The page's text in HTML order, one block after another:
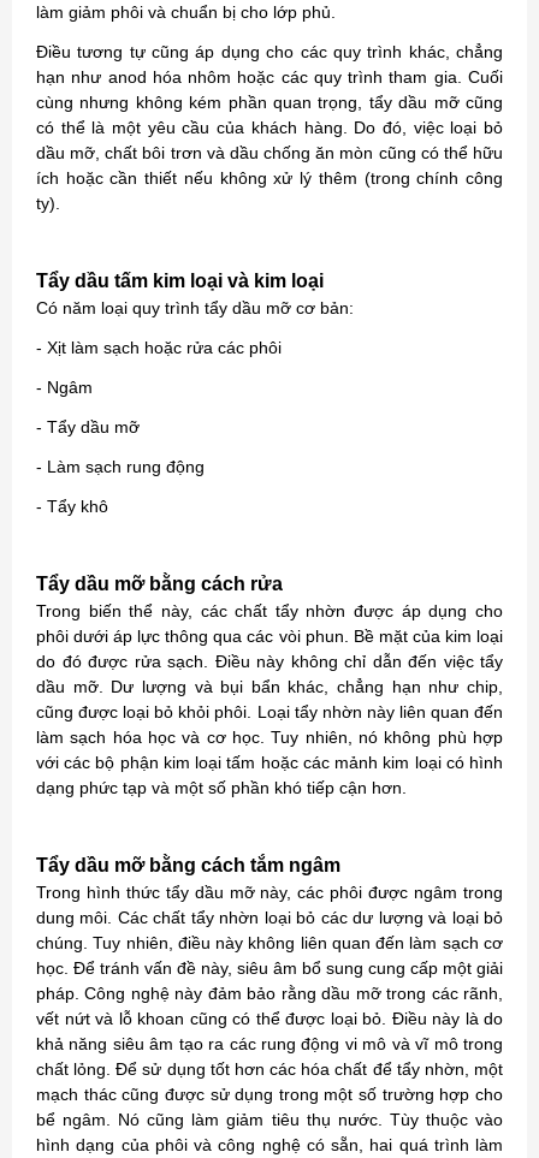
làm giảm phôi và chuẩn bị cho lớp phủ.
Điều tương tự cũng áp dụng cho các quy trình khác, chẳng
hạn như anod hóa nhôm hoặc các quy trình tham gia. Cuối
cùng nhưng không kém phần quan trọng, tẩy dầu mỡ cũng
có thể là một yêu cầu của khách hàng. Do đó, việc loại bỏ
dầu mỡ, chất bôi trơn và dầu chống ăn mòn cũng có thể hữu
ích hoặc cần thiết nếu không xử lý thêm (trong chính công
ty).
Tẩy dầu tấm kim loại và kim loại
Có năm loại quy trình tẩy dầu mỡ cơ bản:
- Xịt làm sạch hoặc rửa các phôi
- Ngâm
- Tẩy dầu mỡ
- Làm sạch rung động
- Tẩy khô
Tẩy dầu mỡ bằng cách rửa
Trong biến thể này, các chất tẩy nhờn được áp dụng cho
phôi dưới áp lực thông qua các vòi phun. Bề mặt của kim loại
do đó được rửa sạch. Điều này không chỉ dẫn đến việc tẩy
dầu mỡ. Dư lượng và bụi bẩn khác, chẳng hạn như chip,
cũng được loại bỏ khỏi phôi. Loại tẩy nhờn này liên quan đến
làm sạch hóa học và cơ học. Tuy nhiên, nó không phù hợp
với các bộ phận kim loại tấm hoặc các mảnh kim loại có hình
dạng phức tạp và một số phần khó tiếp cận hơn.
Tẩy dầu mỡ bằng cách tắm ngâm
Trong hình thức tẩy dầu mỡ này, các phôi được ngâm trong
dung môi. Các chất tẩy nhờn loại bỏ các dư lượng và loại bỏ
chúng. Tuy nhiên, điều này không liên quan đến làm sạch cơ
học. Để tránh vấn đề này, siêu âm bổ sung cung cấp một giải
pháp. Công nghệ này đảm bảo rằng dầu mỡ trong các rãnh,
vết nứt và lỗ khoan cũng có thể được loại bỏ. Điều này là do
khả năng siêu âm tạo ra các rung động vi mô và vĩ mô trong
chất lỏng. Để sử dụng tốt hơn các hóa chất để tẩy nhờn, một
mạch thác cũng được sử dụng trong một số trường hợp cho
bể ngâm. Nó cũng làm giảm tiêu thụ nước. Tùy thuộc vào
hình dạng của phôi và công nghệ có sẵn, hai quá trình làm